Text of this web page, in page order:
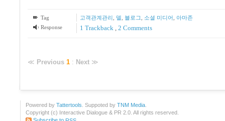
Tag 고객관계관리 델 블로그 소셜 미디어
아마존
Response
1 Trackback , 2 Comments
≪ Previous 1 : Next ≫
Powered by Tattertools . Suppoted by TNM Media
Copyright (c) Interactive Dialogue & PR 2.0. All rights reserved.